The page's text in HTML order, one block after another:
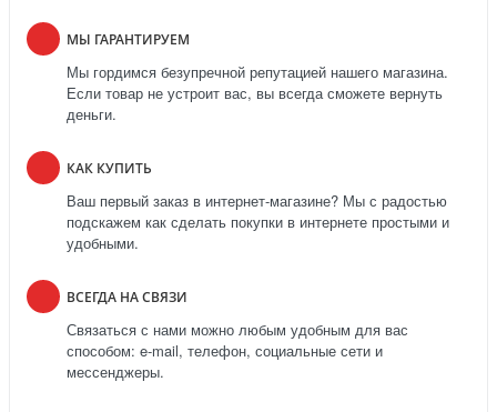
МЫ ГАРАНТИРУЕМ
Мы гордимся безупречной репутацией нашего магазина.
Если товар не устроит вас, вы всегда сможете вернуть
деньги.
КАК КУПИТЬ
Ваш первый заказ в интернет-магазине? Мы с радостью
подскажем как сделать покупки в интернете простыми и
удобными.
ВСЕГДА НА СВЯЗИ
Связаться с нами можно любым удобным для вас
способом: e-mail, телефон, социальные сети и
мессенджеры.